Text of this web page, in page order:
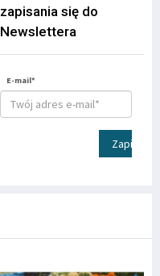
zapisania się do
Newslettera
E-mail*
Zapisz